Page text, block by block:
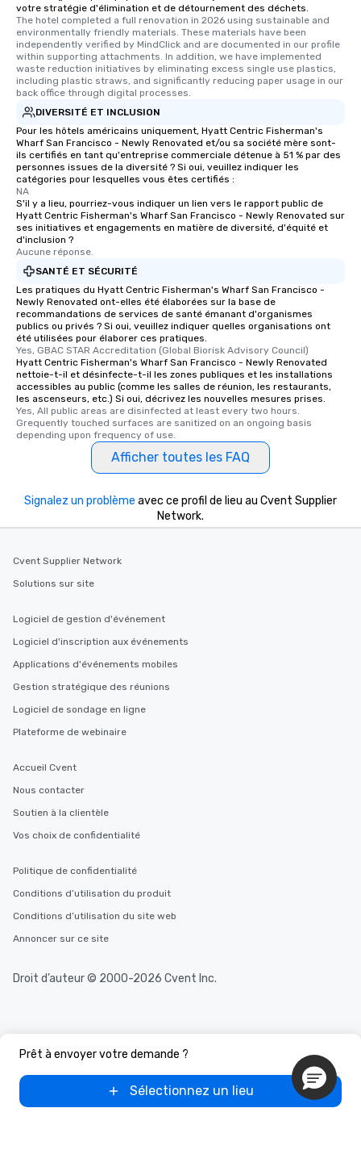
votre stratégie d'élimination et de détournement des déchets.
The hotel completed a full renovation in 2026 using sustainable and
environmentally friendly materials. These materials have been
independently verified by MindClick and are documented in our profile
within supporting attachments. In addition, we have implemented
waste reduction initiatives by eliminating excess single use plastics,
including plastic straws, and significantly reducing paper usage in our
back office through digital processes.
DIVERSITÉ ET INCLUSION
Pour les hôtels américains uniquement, Hyatt Centric Fisherman's
Wharf San Francisco - Newly Renovated et/ou sa société mère sont-
ils certifiés en tant qu'entreprise commerciale détenue à 51 % par des
personnes issues de la diversité ? Si oui, veuillez indiquer les
catégories pour lesquelles vous êtes certifiés :
NA
S'il y a lieu, pourriez-vous indiquer un lien vers le rapport public de
Hyatt Centric Fisherman's Wharf San Francisco - Newly Renovated sur
ses initiatives et engagements en matière de diversité, d'équité et
d'inclusion ?
Aucune réponse.
SANTÉ ET SÉCURITÉ
Les pratiques du Hyatt Centric Fisherman's Wharf San Francisco -
Newly Renovated ont-elles été élaborées sur la base de
recommandations de services de santé émanant d'organismes
publics ou privés ? Si oui, veuillez indiquer quelles organisations ont
été utilisées pour élaborer ces pratiques.
Yes, GBAC STAR Accreditation (Global Biorisk Advisory Council)
Hyatt Centric Fisherman's Wharf San Francisco - Newly Renovated
nettoie-t-il et désinfecte-t-il les zones publiques et les installations
accessibles au public (comme les salles de réunion, les restaurants,
les ascenseurs, etc.) Si oui, décrivez les nouvelles mesures prises.
Yes, All public areas are disinfected at least every two hours.
Grequently touched surfaces are sanitized on an ongoing basis
depending upon frequency of use.
Afficher toutes les FAQ
Prêt à envoyer votre demande ?
Sélectionnez un lieu
Signalez un problème avec ce profil de lieu au Cvent Supplier
Network.
Cvent Supplier Network
Solutions sur site
Logiciel de gestion d'événement
Logiciel d'inscription aux événements
Applications d'événements mobiles
Gestion stratégique des réunions
Logiciel de sondage en ligne
Plateforme de webinaire
Accueil Cvent
Nous contacter
Soutien à la clientèle
Vos choix de confidentialité
Politique de confidentialité
Conditions d’utilisation du produit
Conditions d’utilisation du site web
Annoncer sur ce site
Droit d’auteur © 2000-2026 Cvent Inc.